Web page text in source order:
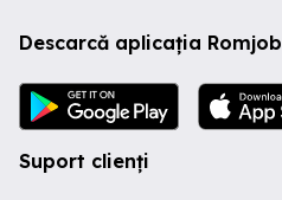
Descarcă aplicația Romjob
Suport clienți